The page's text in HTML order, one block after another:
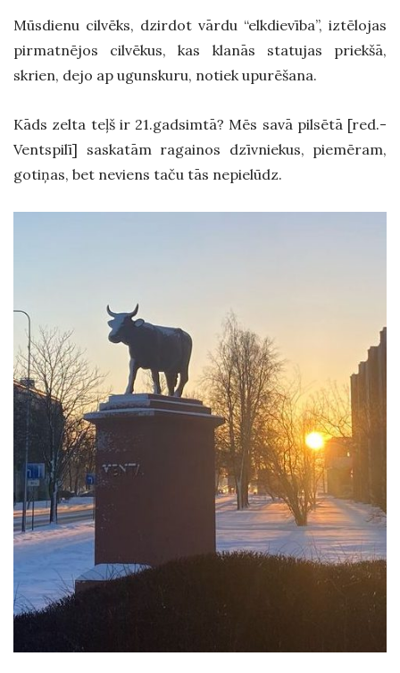
Mūsdienu cilvēks, dzirdot vārdu “elkdievība”, iztēlojas
pirmatnējos cilvēkus, kas klanās statujas priekšā,
skrien, dejo ap ugunskuru, notiek upurēšana.
Kāds zelta teļš ir 21.gadsimtā? Mēs savā pilsētā [red.-
Ventspilī] saskatām ragainos dzīvniekus, piemēram,
gotiņas, bet neviens taču tās nepielūdz.